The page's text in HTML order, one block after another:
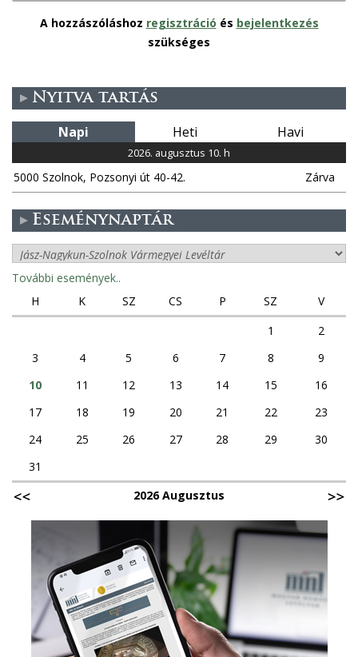
A hozzászóláshoz regisztráció és bejelentkezés
szükséges
Nyitva tartás
Napi Heti Havi
2026. augusztus 10. h
5000 Szolnok, Pozsonyi út 40-42. Zárva
Eseménynaptár
További események..
H
K SZ CS P SZ
V
1
2
3
4 5 6 7 8
9
10
11 12 13 14 15
16
17
18 19 20 21 22
23
24
25 26 27 28 29
30
31
2026 Augusztus